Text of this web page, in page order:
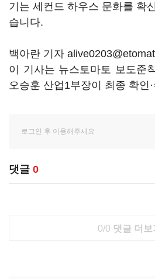
기는 세컨드 하우스 문화를 확
습니다.
백아란 기자
이 기사는 뉴스토마토 보도준
오승훈 산업1부장이 최종 확인
댓글 0
0/0 댓글 더보